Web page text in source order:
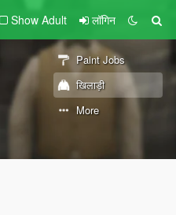
Show Adult लॉगिन
Paint Jobs
खिलाड़ी
More